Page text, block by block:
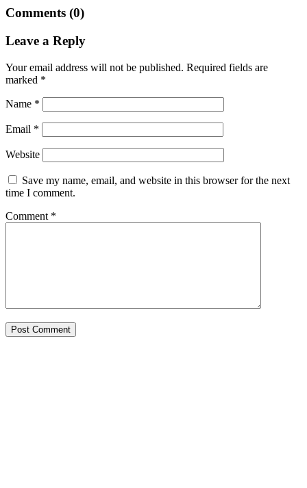
Comments (0)
Leave a Reply
Your email address will not be published. Required fields are
marked *
Name *
Email *
Website
Save my name, email, and website in this browser for the next
time I comment.
Comment *